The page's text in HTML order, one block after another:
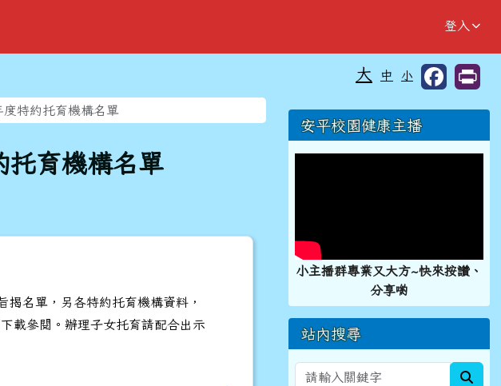
登入
⏸
大 中 小
特約托育機構名單
托育機構名單
名單，另各特約托育機構資料，
載參閱。辦理子女托育請配合出示
右邊區域內容
安平校園健康主播
小主播群專業又大方~快來按讚、
分享喲
站內搜尋